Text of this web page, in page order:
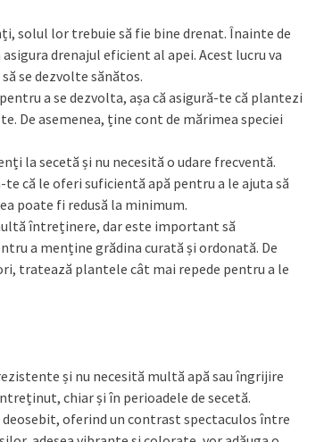
solul lor trebuie să fie bine drenat. Înainte de
drenajul eficient al apei. Acest lucru va
se dezvolte sănătos.
a se dezvolta, așa că asigură-te că plantezi
De asemenea, ține cont de mărimea speciei
la secetă și nu necesită o udare frecventă.
că le oferi suficientă apă pentru a le ajuta să
poate fi redusă la minimum.
întreținere, dar este important să
a menține grădina curată și ordonată. De
tratează plantele cât mai repede pentru a le
și nu necesită multă apă sau îngrijire
chiar și în perioadele de secetă.
deosebit, oferind un contrast spectaculos între